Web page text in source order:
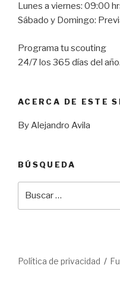
Lunes a viernes: 09:00
Sábado y Domingo:
Programa tu scouting
24/7 los 365 días del año.
ACERCA DE ESTE
By Alejandro Avila
BÚSQUEDA
Política de privacidad